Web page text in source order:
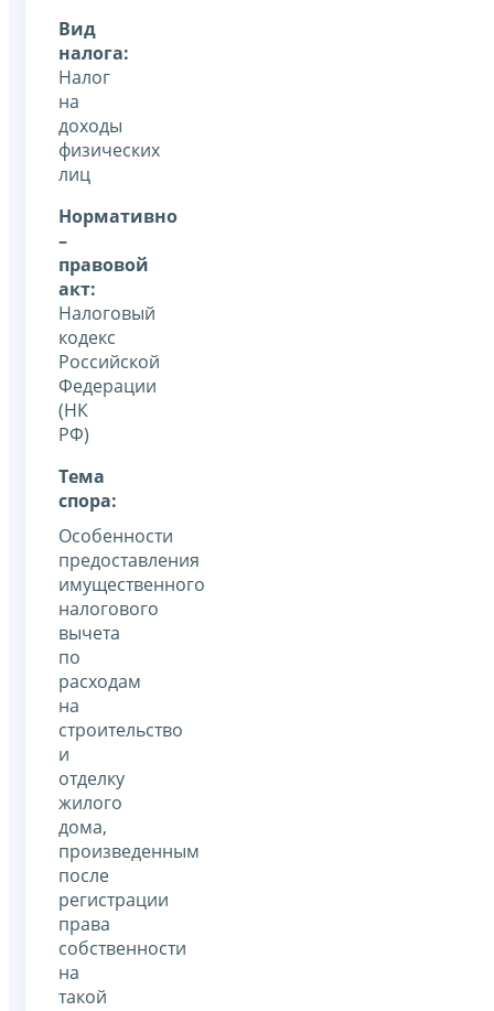
Вид
налога:
Налог
на
доходы
физических
лиц
Нормативно
–
правовой
акт:
Налоговый
кодекс
Российской
Федерации
(НК
РФ)
Тема
спора:
Особенности
предоставления
имущественного
налогового
вычета
по
расходам
на
строительство
и
отделку
жилого
дома,
произведенным
после
регистрации
права
собственности
на
такой